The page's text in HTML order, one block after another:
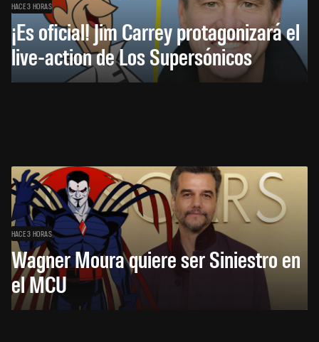
HACE 3 HORAS
¡Es oficial! Jim Carrey protagonizará el
live-action de Los Supersónicos
HACE 3 HORAS
Wagner Moura quiere ser Siniestro en
el MCU